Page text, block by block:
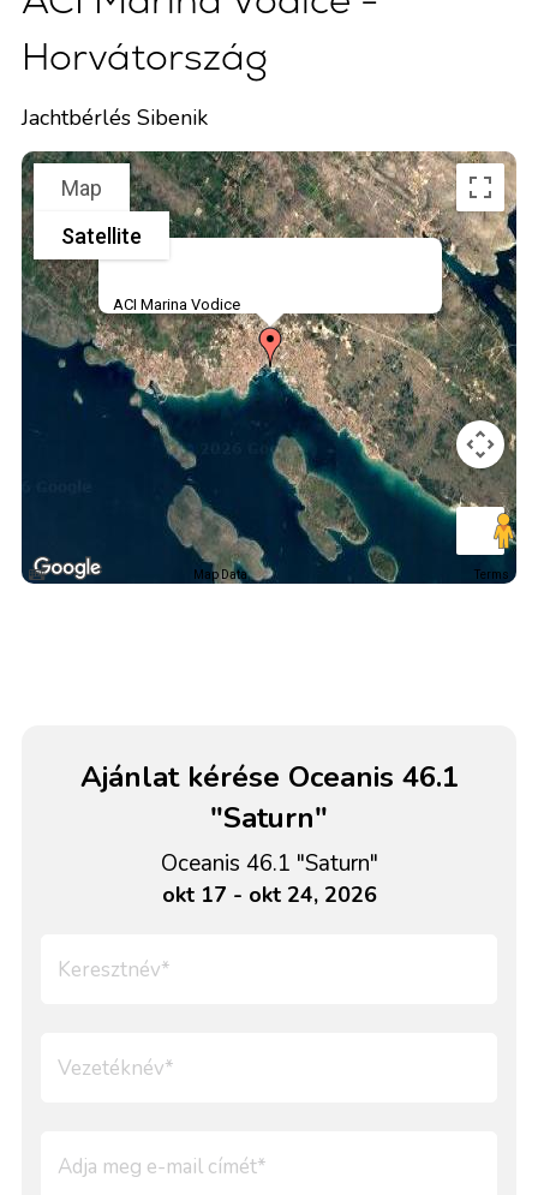
Horvátország
Jachtbérlés Sibenik
ACI Marina Vodice
Map
Satellite
Map Data Terms
Ajánlat kérése Oceanis 46.1
"Saturn"
Oceanis 46.1 "Saturn"
okt 17 - okt 24, 2026